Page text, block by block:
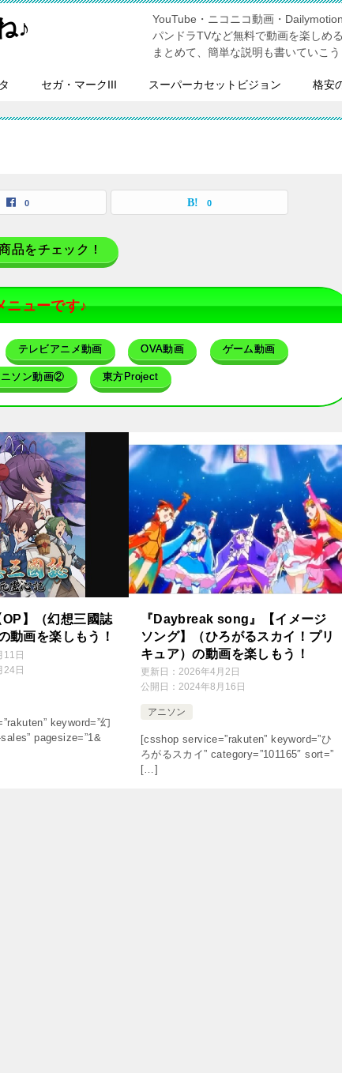
♪
YouTube・ニコニコ動画・
パンドラTVなど無料で動画を楽しめ
まとめて、簡単な説明も書いていこう
セガ・マークIII スーパーカセットビジョン 格安
0 0
品をチェック！
ニューです♪
テレビアニメ動画 OVA動画 ゲーム動画
ニソン動画② 東方Project
OP】（幻想三國誌
動画を楽しもう！
11日
24日
keyword=”幻
pagesize=”1&
『Daybreak song』【イメージ
ソング】（ひろがるスカイ！プリ
キュア）の動画を楽しもう！
更新日： 2026年4月2日
公開日： 2024年8月16日
アニソン
[csshop service=”rakuten” keyword=”ひ
ろがるスカイ” category=”101165″ sort=”
[…]